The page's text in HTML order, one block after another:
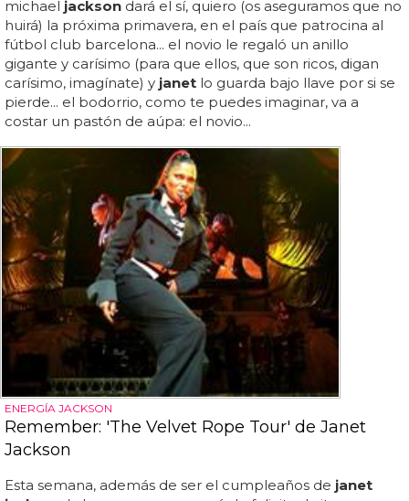
michael jackson dará el sí, quiero (os aseguramos que no
huirá) la próxima primavera, en el país que patrocina al
fútbol club barcelona... el novio le regaló un anillo
gigante y carísimo (para que ellos, que son ricos, digan
carísimo, imagínate) y janet lo guarda bajo llave por si se
pierde... el bodorrio, como te puedes imaginar, va a
costar un pastón de aúpa: el novio...
ENERGÍA JACKSON
Remember: 'The Velvet Rope Tour' de Janet
Jackson
Esta semana, además de ser el cumpleaños de janet